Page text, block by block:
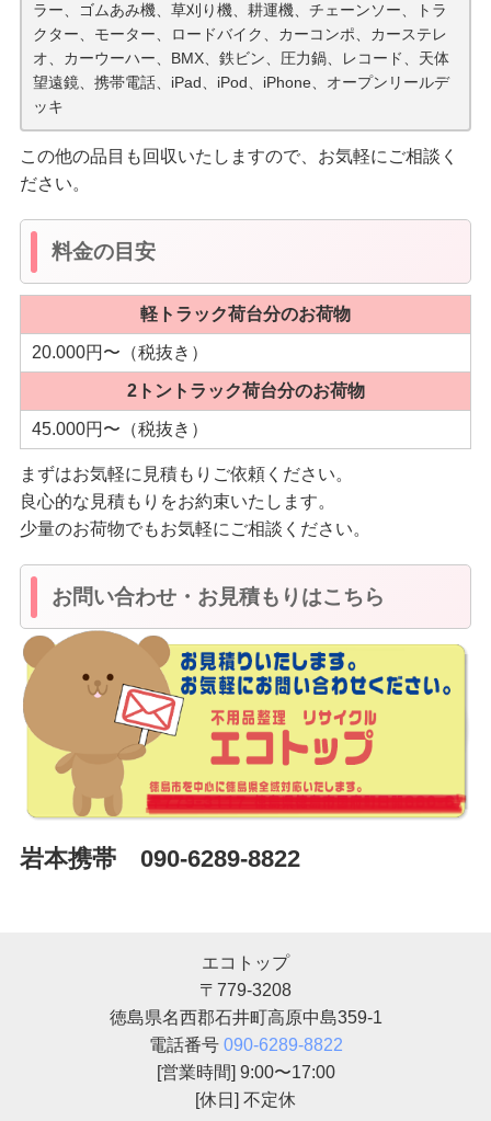
ラー、ゴムあみ機、草刈り機、耕運機、チェーンソー、トラ
クター、モーター、ロードバイク、カーコンポ、カーステレ
オ、カーウーハー、BMX、鉄ビン、圧力鍋、レコード、天体
望遠鏡、携帯電話、iPad、iPod、iPhone、オープンリールデ
ッキ
この他の品目も回収いたしますので、お気軽にご相談く
ださい。
料金の目安
軽トラック荷台分のお荷物
20.000円〜（税抜き）
2トントラック荷台分のお荷物
45.000円〜（税抜き）
まずはお気軽に見積もりご依頼ください。
良心的な見積もりをお約束いたします。
少量のお荷物でもお気軽にご相談ください。
お問い合わせ・お見積もりはこちら
岩本携帯 090-6289-8822
エコトップ
〒779-3208
徳島県名西郡石井町高原中島359-1
電話番号 090-6289-8822
[営業時間] 9:00〜17:00
[休日] 不定休